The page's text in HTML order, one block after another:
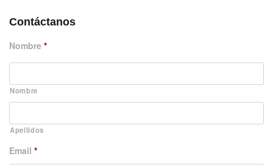
Contáctanos
Nombre *
Nombre
Apellidos
Email *